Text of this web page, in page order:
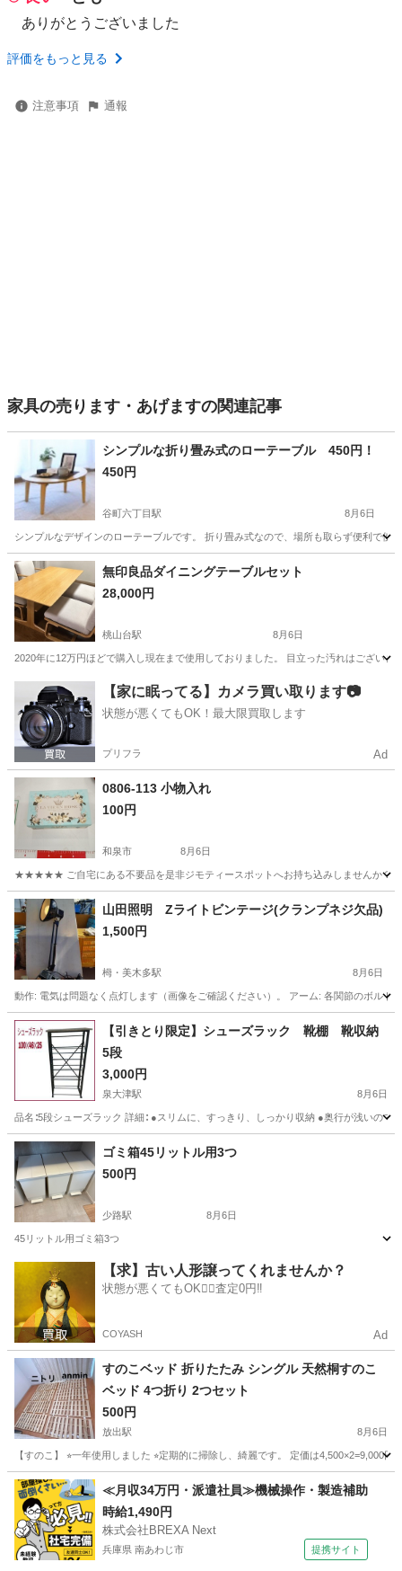
ありがとうございました
評価をもっと見る
注意事項 通報
家具の売ります・あげますの関連記事
シンプルな折り畳み式のローテーブル 450円！
450円
谷町六丁目駅 8月6日
シンプルなデザインのローテーブルです。 折り畳み式なので、場所も取らず便利で
大阪 大阪市 谷町六丁目駅 テーブル ロー
無印良品ダイニングテーブルセット
28,000円
桃山台駅 8月6日
2020年に12万円ほどで購入し現在まで使用しておりました。 目立った汚れはござい
豊中市 桃山台駅 ダイニングセット テーブルセット
【家に眠ってる】カメラ買い取ります📷
状態が悪くてもOK！最大限買取します
プリフラ Ad
0806-113 小物入れ
100円
和泉市 8月6日
★★★★★ ご自宅にある不要品を是非ジモティースポットへお持ち込みしませんか？
大阪 和泉市 インテリア雑貨/小物
山田照明 Zライトビンテージ(クランプネジ欠品)
1,500円
栂・美木多駅 8月6日
動作: 電気は問題なく点灯します（画像をご確認ください）。 アーム: 各関節のボル
大阪 堺市 栂・美木多駅 照明器具
【引きとり限定】シューズラック 靴棚 靴収納
5段
3,000円
泉大津駅 8月6日
品名∶5段シューズラック 詳細∶ ●スリムに、すっきり、しっかり収納 ●奥行が浅いの
大阪 岸和田市 泉大津駅 収納家具
ゴミ箱45リットル用3つ
500円
少路駅 8月6日
45リットル用ゴミ箱3つ
少路駅 インテリア雑貨/小物
【求】古い人形譲ってくれませんか？
状態が悪くてもOK🙆‍♀️査定0円‼️
COYASH Ad
すのこベッド 折りたたみ シングル 天然桐すのこ
ベッド 4つ折り 2つセット
500円
放出駅 8月6日
【すのこ】 ⭐︎一年使用しました ⭐︎定期的に掃除し、綺麗です。 定価は4,500×2=9,000
大阪 大阪市 放出駅 ベッド すのこベッド
≪月収34万円・派遣社員≫機械操作・製造補助
時給1,490円
株式会社BREXA Next
兵庫県 南あわじ市 提携サイト